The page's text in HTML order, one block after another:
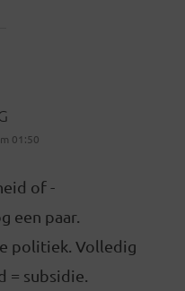
01:50
of -
een paar.
politiek. Volledig
= subsidie.